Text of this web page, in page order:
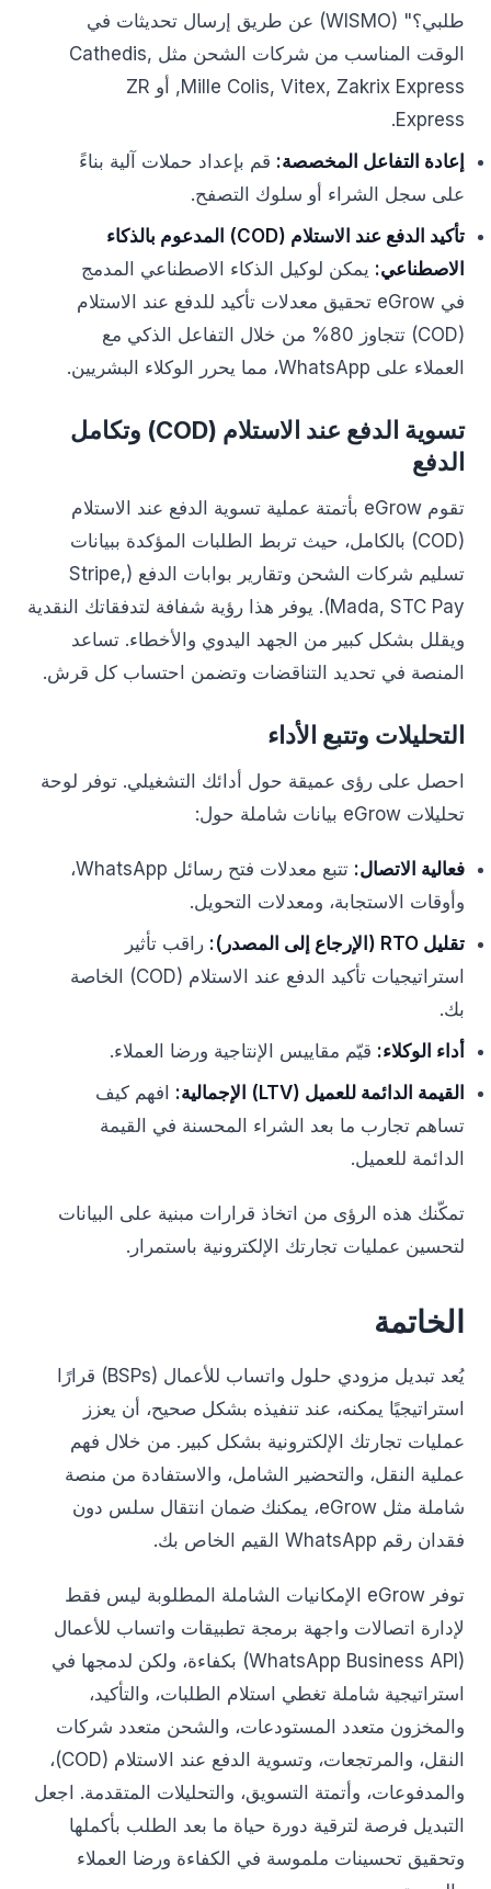
طلبي؟" (WISMO) عن طريق إرسال تحديثات في
الوقت المناسب من شركات الشحن مثل Cathedis,
Mille Colis, Vitex, Zakrix Express, أو ZR
Express.
إعادة التفاعل المخصصة: قم بإعداد حملات آلية بناءً
على سجل الشراء أو سلوك التصفح.
تأكيد الدفع عند الاستلام (COD) المدعوم بالذكاء
الاصطناعي: يمكن لوكيل الذكاء الاصطناعي المدمج
في eGrow تحقيق معدلات تأكيد للدفع عند الاستلام
(COD) تتجاوز 80% من خلال التفاعل الذكي مع
العملاء على WhatsApp، مما يحرر الوكلاء البشريين.
تسوية الدفع عند الاستلام (COD) وتكامل
الدفع
تقوم eGrow بأتمتة عملية تسوية الدفع عند الاستلام
(COD) بالكامل، حيث تربط الطلبات المؤكدة ببيانات
تسليم شركات الشحن وتقارير بوابات الدفع (Stripe,
Mada, STC Pay). يوفر هذا رؤية شفافة لتدفقاتك النقدية
ويقلل بشكل كبير من الجهد اليدوي والأخطاء. تساعد
المنصة في تحديد التناقضات وتضمن احتساب كل قرش.
التحليلات وتتبع الأداء
احصل على رؤى عميقة حول أدائك التشغيلي. توفر لوحة
تحليلات eGrow بيانات شاملة حول:
فعالية الاتصال:
تتبع معدلات فتح رسائل WhatsApp،
وأوقات الاستجابة، ومعدلات التحويل.
تقليل RTO (الإرجاع إلى المصدر):
راقب تأثير
استراتيجيات تأكيد الدفع عند الاستلام (COD) الخاصة
بك.
أداء الوكلاء: قيّم مقاييس الإنتاجية ورضا العملاء.
القيمة الدائمة للعميل (LTV) الإجمالية:
افهم كيف
تساهم تجارب ما بعد الشراء المحسنة في القيمة
الدائمة للعميل.
تمكّنك هذه الرؤى من اتخاذ قرارات مبنية على البيانات
لتحسين عمليات تجارتك الإلكترونية باستمرار.
الخاتمة
يُعد تبديل مزودي حلول واتساب للأعمال (BSPs) قرارًا
استراتيجيًا يمكنه، عند تنفيذه بشكل صحيح، أن يعزز
عمليات تجارتك الإلكترونية بشكل كبير. من خلال فهم
عملية النقل، والتحضير الشامل، والاستفادة من منصة
شاملة مثل eGrow، يمكنك ضمان انتقال سلس دون
فقدان رقم WhatsApp القيم الخاص بك.
توفر eGrow الإمكانيات الشاملة المطلوبة ليس فقط
لإدارة اتصالات واجهة برمجة تطبيقات واتساب للأعمال
(WhatsApp Business API) بكفاءة، ولكن لدمجها في
استراتيجية شاملة تغطي استلام الطلبات، والتأكيد،
والمخزون متعدد المستودعات، والشحن متعدد شركات
النقل، والمرتجعات، وتسوية الدفع عند الاستلام (COD)،
والمدفوعات، وأتمتة التسويق، والتحليلات المتقدمة. اجعل
التبديل فرصة لترقية دورة حياة ما بعد الطلب بأكملها
وتحقيق تحسينات ملموسة في الكفاءة ورضا العملاء